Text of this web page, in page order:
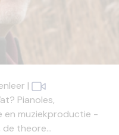
|
Pianoles,
en muziekproductie -
theore...